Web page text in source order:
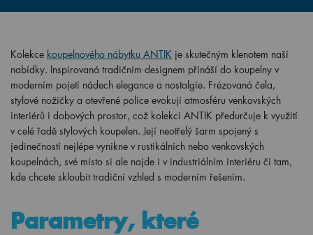
Kolekce koupelnového nábytku ANTIK je skutečným klenotem naší
nabídky. Inspirovaná tradičním designem přináší do koupelny v
moderním pojetí nádech elegance a nostalgie. Frézovaná čela,
stylové nožičky a otevřené police evokují atmosféru venkovských
interiérů i dobových prostor, což kolekci ANTIK předurčuje k využití
v celé řadě stylových koupelen. Její neotřelý šarm spojený s
jedinečností nejlépe vynikne v rustikálních nebo venkovských
koupelnách, své místo si ale najde i v industriálním interiéru či tam,
kde chcete skloubit tradiční vzhled s moderním řešením.
Parametry, které